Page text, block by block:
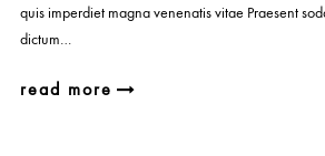
quis imperdiet magna venenatis vitae Praesent
dictum…
read more